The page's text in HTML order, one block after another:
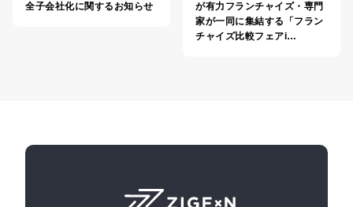
全子会社化に関するお知らせ
が有力フランチャイズ・専門
家が一同に集結する「フラン
チャイズ比較フェアi…